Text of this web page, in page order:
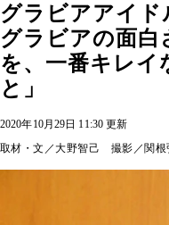
グラビアアイド
グラビアの面白
を、一番キレイ
と」
2020年10月29日 11:30 更新
取材・文／大野智己 撮影／関根